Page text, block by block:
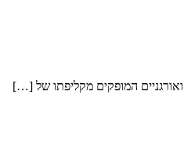
המופקים מקליפתו של […]